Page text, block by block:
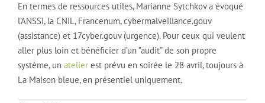
En termes de ressources utiles, Marianne Sytchkov a évoqué
l’ANSSI, la CNIL, Francenum, cybermalveillance.gouv
(assistance) et 17cyber.gouv (urgence). Pour ceux qui veulent
aller plus loin et bénéficier d’un ”audit” de son propre
système, un atelier est prévu en soirée le 28 avril, toujours à
La Maison bleue, en présentiel uniquement.